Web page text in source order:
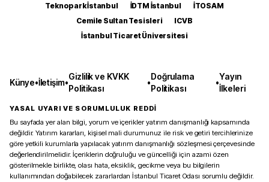
Teknopark İstanbul
İDTM İstanbul
İTOSAM
Cemile Sultan Tesisleri
ICVB
İstanbul Ticaret Üniversitesi
Künye•İletişim•
Gizlilik ve KVKK
Politikası
•
Doğrulama
Politikası
•
Yayın
İlkeleri
YASAL UYARI VE SORUMLULUK REDDİ
Bu sayfada yer alan bilgi, yorum ve içerikler yatırım danışmanlığı kapsamında
değildir. Yatırım kararları, kişisel mali durumunuz ile risk ve getiri tercihlerinize
göre yetkili kurumlarla yapılacak yatırım danışmanlığı sözleşmesi çerçevesinde
değerlendirilmelidir. İçeriklerin doğruluğu ve güncelliği için azami özen
gösterilmekle birlikte, olası hata, eksiklik, gecikme veya bu bilgilerin
kullanımından doğabilecek zararlardan İstanbul Ticaret Odası sorumlu değildir.